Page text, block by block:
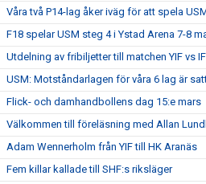
Våra två P14-lag åker iväg för att spela
F18 spelar USM steg 4 i Ystad Arena 7-8
Utdelning av fribiljetter till matchen YIF vs
USM: Motståndarlagen för våra 6 lag är
Flick- och damhandbollens dag 15:e mars
Välkommen till föreläsning med Allan
Adam Wennerholm från YIF till HK Aranäs
Fem killar kallade till SHF:s riksläger